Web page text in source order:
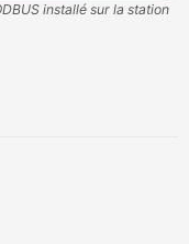
installé sur la station